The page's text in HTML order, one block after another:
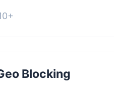
答...
Blocking